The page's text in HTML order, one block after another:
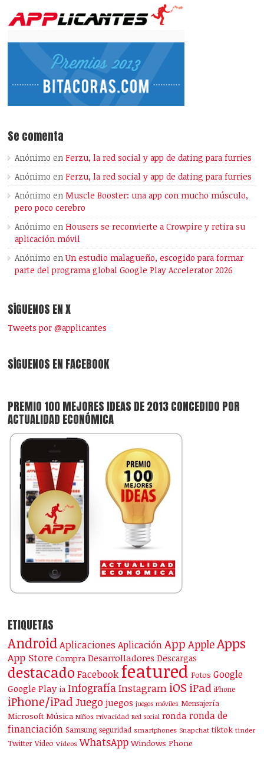
Se comenta
Anónimo enFerzu, la red social y app de dating para furries
Anónimo enFerzu, la red social y app de dating para furries
Anónimo enMuscle Booster: una app con mucho músculo,
pero poco cerebro
Anónimo enHousers se reconvierte a Crowpire y retira su
aplicación móvil
Anónimo enUn estudio malagueño, escogido para formar
parte del programa global Google Play Accelerator 2026
SÍGUENOS EN X
Tweets por @applicantes
SÍGUENOS EN FACEBOOK
PREMIO 100 MEJORES IDEAS DE 2013 CONCEDIDO POR
ACTUALIDAD ECONÓMICA
ETIQUETAS
Android Aplicaciones Aplicación App AppleApps
App Store Compra Desarrolladores Descargas
destacado Facebook featured Fotos Google
Google Play ia InfografíaInstagram iOS iPad iPhone
iPhone/iPad Juego juegos juegos móviles Mensajería
Microsoft Música Niños Privacidad Red social ronda ronda de
financiación Samsung seguridad smartphones Snapchat tiktok tinder
Twitter Vídeo Vídeos WhatsApp Windows Phone